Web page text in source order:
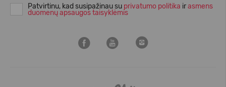
Patvirtinu, kad susipažinau su privatumo politika irasmens
duomenų apsaugos taisyklėmis